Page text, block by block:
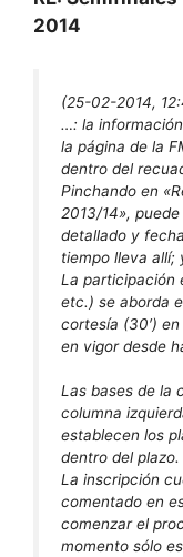
2014
(25-02-2014,
…: la
la página de la
dentro del
Pinchando en
2013/14»,
detallado y
tiempo lleva allí;
La participación
etc.) se aborda
cortesía (30′)
en vigor desde
Las bases de la
columna
establecen los
dentro del plazo.
La inscripción
comentado en
comenzar el
momento sólo